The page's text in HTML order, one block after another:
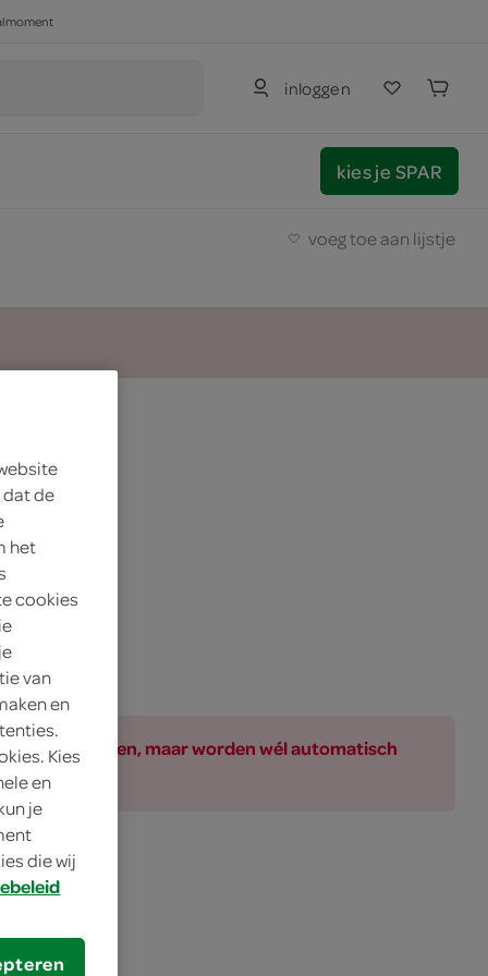
inloggen
kies je SPAR
voeg toe aan lijstje
de producten, maar worden wél automatisch
de
het
cookies
van
en
Kies
en
je
die wij